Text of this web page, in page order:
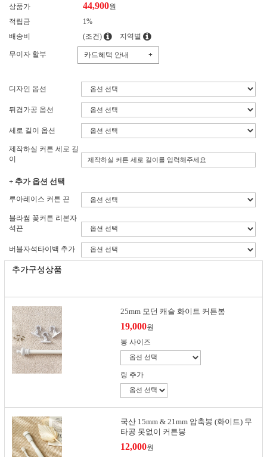
상품가
44,900원
적립금
1%
배송비
(조건) 지역별
무이자 할부 카드혜택 안내 +
디자인 옵션
뒤겹가공 옵션
세로 길이 옵션
제작하실 커튼 세로 길
이
+ 추가 옵션 선택
루아레이스 커튼 끈
블라썸 꽃커튼 리본자
석끈
버블자석타이백 추가
추가구성상품
25mm 모던 캐슬 화이트 커튼봉
19,000원
봉 사이즈
링 추가
국산 15mm & 21mm 압축봉 (화이트) 무
타공 못없이 커튼봉
12,000원